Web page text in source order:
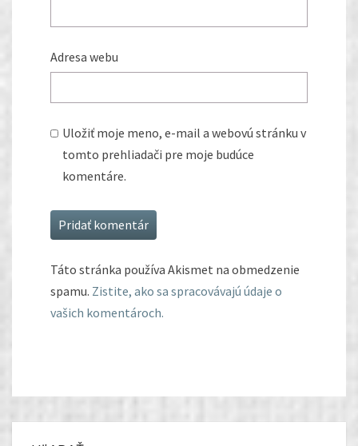
Adresa webu
Uložiť moje meno, e-mail a webovú stránku v
tomto prehliadači pre moje budúce
komentáre.
Táto stránka používa Akismet na obmedzenie
spamu. Zistite, ako sa spracovávajú údaje o
vašich komentároch.